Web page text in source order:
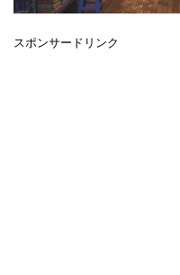
スポンサードリンク